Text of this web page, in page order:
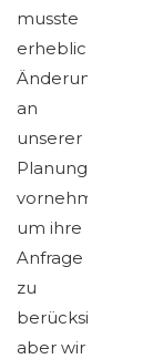
musste
erhebliche
Änderungen
an
unserer
Planung
vornehmen,
um ihre
Anfrage
zu
berücksichtigen,
aber wir